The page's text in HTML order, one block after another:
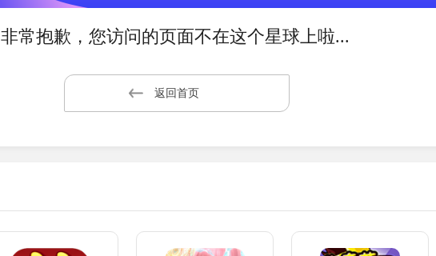
非常抱歉，您访问的页面不在这个星球上啦...
返回首页